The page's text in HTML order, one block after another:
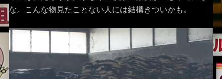
な。こんな物見たことない人には結構きついかも。